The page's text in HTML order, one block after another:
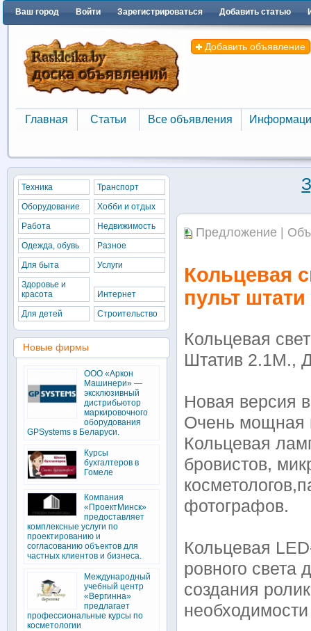
Ваш город Войти Зарегистрироваться Добавить статью
Добавить объявление
Главная
Главная
Статьи
Статьи
Все объявления
Все объявления
Предложение |
Кольцевая
пульт штати
Кольцевая
Штатив 2.1М.,
Новая версия
Очень мощная
Кольцевая
бровистов,
фотографов.
Кольцевая
ровного света
создания
Техника
Транспорт
Оборудование
Хобби и отдых
Работа
Недвижимость
Одежда, обувь
Разное
Для быта
Услуги
Здоровье и
красота
Интернет
Для детей
Строительство
Новые фирмы
ООО «Аркон
Машинери» —
эксклюзивный
дистрибьютор
маркировочного
оборудования
GPSystems в Беларуси.
Курсы
бухгалтеров в
Гомеле
Компания
«ПроектМинск»
предоставляет
комплексные услуги по
проектированию и
согласованию объектов для
частных клиентов и бизнеса.
Международный
учебный центр
«Вергинна»
предлагает
профессиональные курсы по
косметологии